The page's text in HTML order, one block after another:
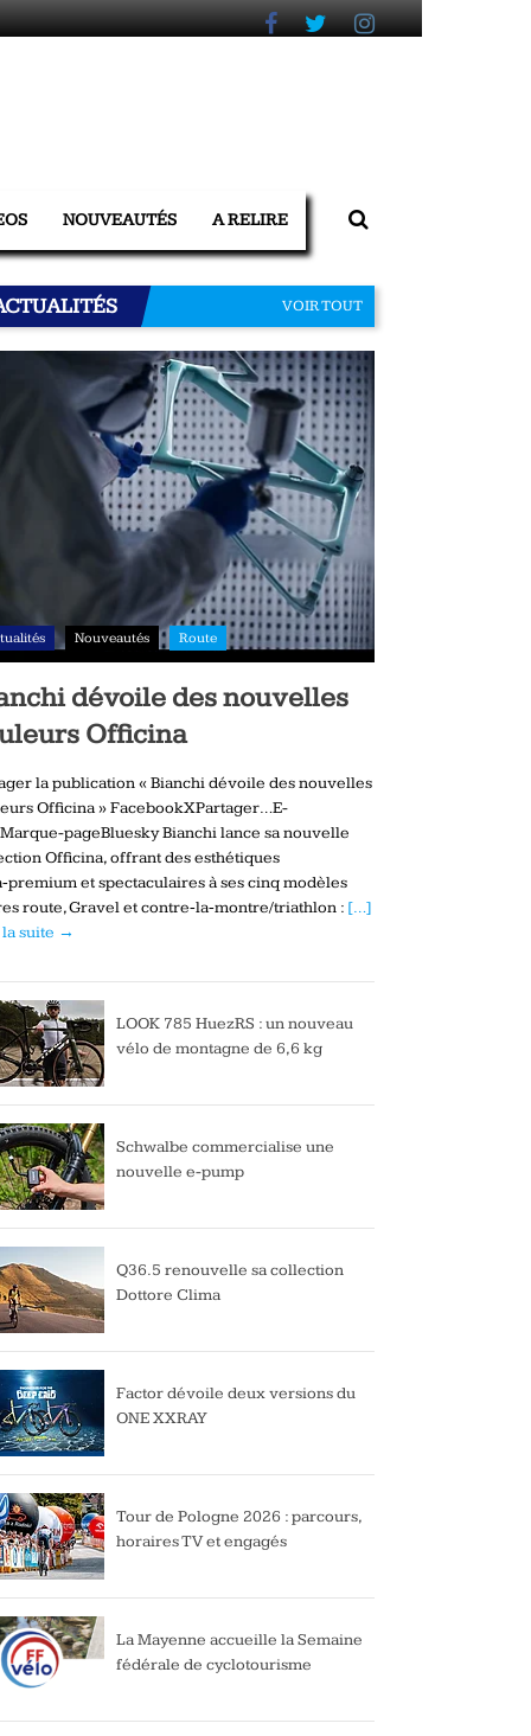
NOUVEAUTÉS A RELIRE
VOIR TOUT
Nouveautés Route
dévoile des nouvelles
Officina
la publication « Bianchi dévoile des nouvelles
Officina » FacebookXPartager…E-
pageBluesky Bianchi lance sa nouvelle
Officina, offrant des esthétiques
et spectaculaires à ses cinq modèles
route, Gravel et contre‑la‑montre/triathlon : […]
suite →
LOOK 785 HuezRS : un nouveau
vélo de montagne de 6,6 kg
Schwalbe commercialise une
nouvelle e-pump
Q36.5 renouvelle sa collection
Dottore Clima
Factor dévoile deux versions du
ONE XXRAY
Tour de Pologne 2026 : parcours,
horaires TV et engagés
La Mayenne accueille la Semaine
fédérale de cyclotourisme